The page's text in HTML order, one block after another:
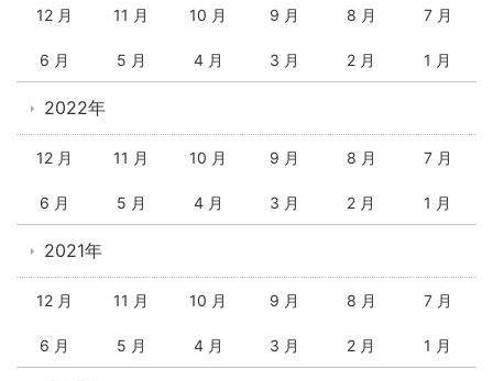
12 月 11 月 10 月 9 月 8 月 7 月
6 月 5 月 4 月 3 月 2 月 1 月
2022年
12 月 11 月 10 月 9 月 8 月 7 月
6 月 5 月 4 月 3 月 2 月 1 月
2021年
12 月 11 月 10 月 9 月 8 月 7 月
6 月 5 月 4 月 3 月 2 月 1 月